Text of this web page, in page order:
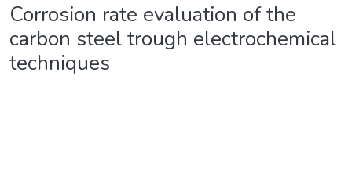
Corrosion rate evaluation of the
carbon steel trough electrochemical
techniques